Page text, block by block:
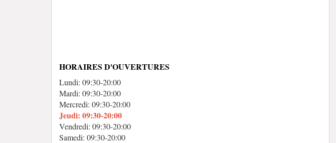
HORAIRES D'OUVERTURES
Lundi: 09:30-20:00
Mardi: 09:30-20:00
Mercredi: 09:30-20:00
Jeudi: 09:30-20:00
Vendredi: 09:30-20:00
Samedi: 09:30-20:00